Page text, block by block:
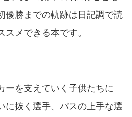
優勝までの軌跡は日記調で読
メできる本です。
ーを支えていく子供たちに
に抜く選手、パスの上手な選